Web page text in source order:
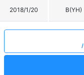
2018/1/20 B(YH)